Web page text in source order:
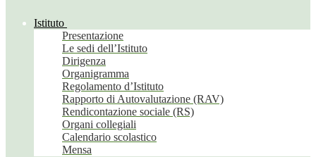
Istituto
Presentazione
Le sedi dell’Istituto
Dirigenza
Organigramma
Regolamento d’Istituto
Rapporto di Autovalutazione (RAV)
Rendicontazione sociale (RS)
Organi collegiali
Calendario scolastico
Mensa